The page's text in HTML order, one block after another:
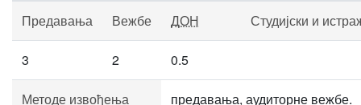
Предавања Вежбе ДОН Студијски и
3 2 0.5
Методе извођења предавања, аудиторне вежбе.